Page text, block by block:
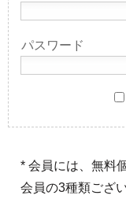
パスワード
* 会員には、無料
会員の3種類ござ